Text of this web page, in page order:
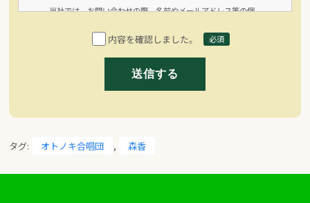
当社では、お問い合わせの際、名前やメールアドレス等の個
お問い合わせに対する回答や必要な情報を電子メールなどを
でご連絡する場合に利用させていただくものであり、これら
の目的以外では利用いたしません。
した個人情報を、本人の事前の同意なく第三者に提供するこ
とはありません。なお、本人の求めによる個人情報の開示、
内容を確認しました。 必須
タグ: オトノキ合唱団 , 森香